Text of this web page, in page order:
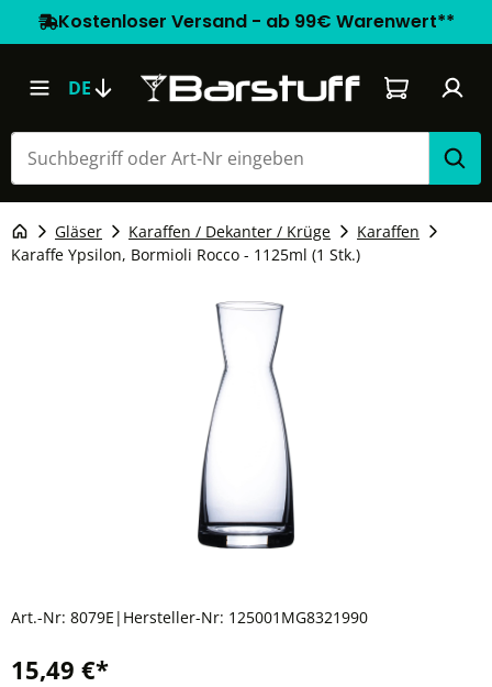
Kostenloser Versand - ab 99€ Warenwert**
DE Warenkorb
Gläser Karaffen / Dekanter / Krüge
Karaffen
Karaffe Ypsilon, Bormioli Rocco - 1125ml (1 Stk.)
Art.-Nr: 8079E | Hersteller-Nr: 125001MG8321990
15,49 €*